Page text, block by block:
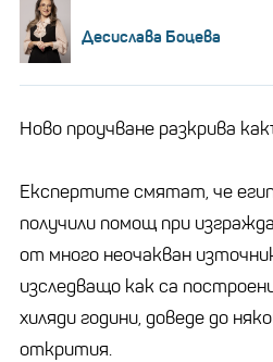
Десислава Боцева
Ново проучване разкрива
Експертите смятат, че
получили помощ при
от много неочакван
изследващо как са
хиляди години, доведе до
открития.